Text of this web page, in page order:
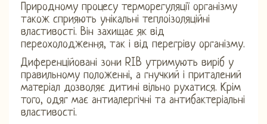
Природному процесу терморегуляції організму
також сприяють унікальні теплоізоляційні
властивості. Він захищає як від
переохолодження, так і від перегріву організму.
Диференційовані зони RIB утримують виріб у
правильному положенні, а гнучкий і приталений
матеріал дозволяє дитині вільно рухатися. Крім
того, одяг має антиалергічні та антибактеріальні
властивості.